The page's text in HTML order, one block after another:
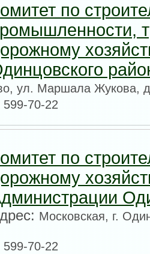
по
ул. Маршала Жукова,
599-70-22
по
Московская, г.
599-70-22